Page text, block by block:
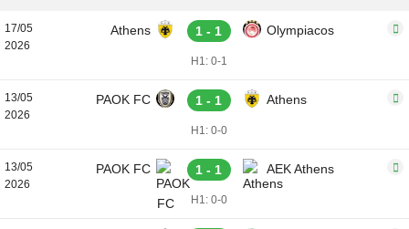
17/05
2026
Athens 1 - 1 Olympiacos
H1: 0-1
13/05
2026
PAOK FC 1 - 1 Athens
H1: 0-0
13/05
2026
PAOK FC 1 - 1 AEK Athens
H1: 0-0